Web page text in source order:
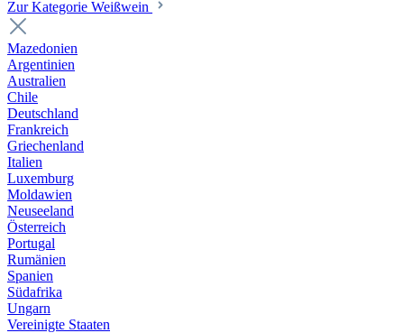
Zur Kategorie Weißwein
Mazedonien
Argentinien
Australien
Chile
Deutschland
Frankreich
Griechenland
Italien
Luxemburg
Moldawien
Neuseeland
Österreich
Portugal
Rumänien
Spanien
Südafrika
Ungarn
Vereinigte Staaten